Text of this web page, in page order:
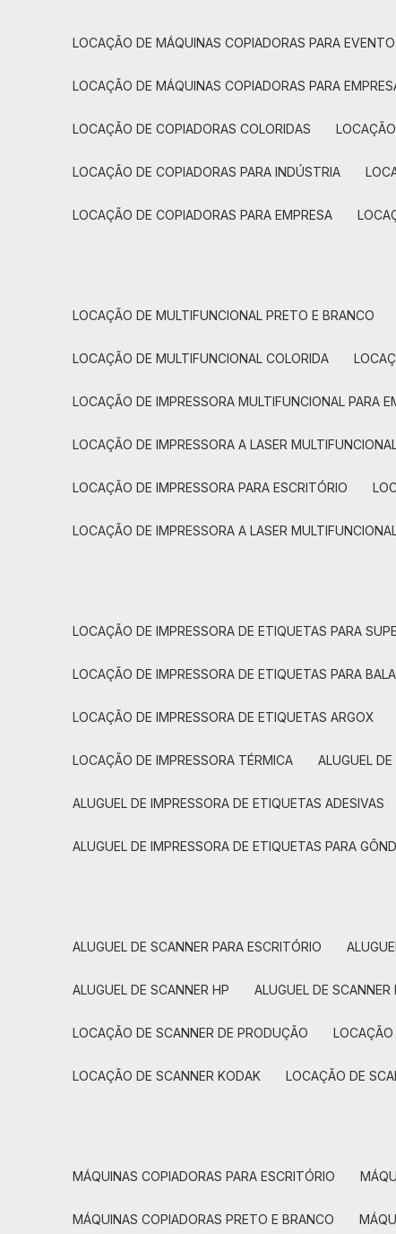
LOCAÇÃO DE MÁQUINAS COPIADORAS PARA EVENTO
LOCAÇÃO DE MÁQUINAS COPIADORAS PARA
LOCAÇÃO DE COPIADORAS COLORIDAS
LOCAÇÃO DE COPIADORAS PARA INDÚSTRIA
LOCAÇÃO DE COPIADORAS PARA EMPRESA
LOCAÇÃO DE MULTIFUNCIONAL PRETO E BRANCO
LOCAÇÃO DE MULTIFUNCIONAL COLORIDA
LOCAÇÃO DE IMPRESSORA MULTIFUNCIONAL PARA
LOCAÇÃO DE IMPRESSORA A LASER
LOCAÇÃO DE IMPRESSORA PARA ESCRITÓRIO
LOCAÇÃO DE IMPRESSORA A LASER
LOCAÇÃO DE IMPRESSORA DE ETIQUETAS PARA
LOCAÇÃO DE IMPRESSORA DE ETIQUETAS PARA
LOCAÇÃO DE IMPRESSORA DE ETIQUETAS ARGOX
LOCAÇÃO DE IMPRESSORA TÉRMICA ALUGUEL
ALUGUEL DE IMPRESSORA DE ETIQUETAS ADESIVAS
ALUGUEL DE IMPRESSORA DE ETIQUETAS PARA
ALUGUEL DE SCANNER PARA ESCRITÓRIO
ALUGUEL DE SCANNER HP ALUGUEL DE
LOCAÇÃO DE SCANNER DE PRODUÇÃO
LOCAÇÃO DE SCANNER KODAK LOCAÇÃO DE
MÁQUINAS COPIADORAS PARA ESCRITÓRIO
MÁQUINAS COPIADORAS PRETO E BRANCO